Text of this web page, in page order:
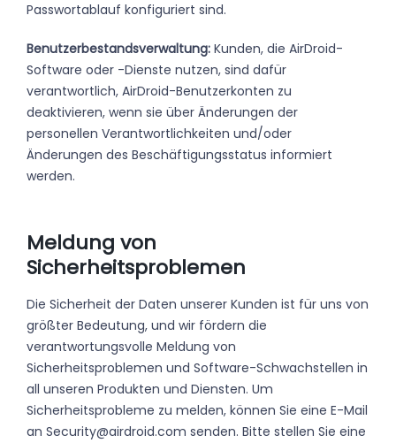
Passwortablauf konfiguriert sind.
Benutzerbestandsverwaltung: Kunden, die AirDroid-
Software oder -Dienste nutzen, sind dafür
verantwortlich, AirDroid-Benutzerkonten zu
deaktivieren, wenn sie über Änderungen der
personellen Verantwortlichkeiten und/oder
Änderungen des Beschäftigungsstatus informiert
werden.
Meldung von
Sicherheitsproblemen
Die Sicherheit der Daten unserer Kunden ist für uns von
größter Bedeutung, und wir fördern die
verantwortungsvolle Meldung von
Sicherheitsproblemen und Software-Schwachstellen in
all unseren Produkten und Diensten. Um
Sicherheitsprobleme zu melden, können Sie eine E-Mail
an Security@airdroid.com senden. Bitte stellen Sie eine